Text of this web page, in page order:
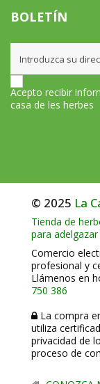
BOLETÍN
Acepto recibir
casa de les herbes
© 2025 La
Tienda de
para
Comercio
profesional y
Llámenos en
750 386
La compra
utiliza
privacidad de
proceso de